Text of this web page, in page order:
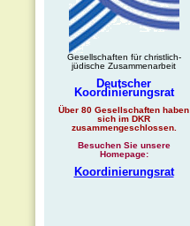
Gesellschaften für christlich-
jüdische Zusammenarbeit
Deutscher
Koordinierungsrat
Über 80 Gesellschaften haben
sich im DKR
zusammengeschlossen.
Besuchen Sie unsere
Homepage:
Koordinierungsrat